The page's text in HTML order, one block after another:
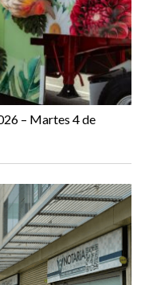
– Martes 4 de